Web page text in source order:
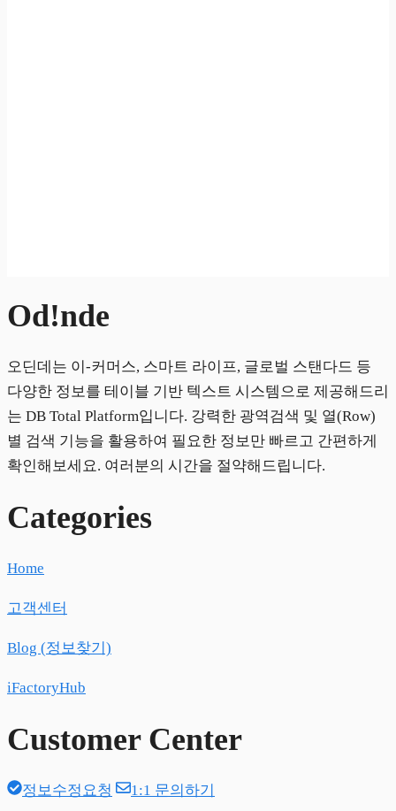
Od!nde
오딘데는 이-커머스, 스마트 라이프, 글로벌 스탠다드 등
다양한 정보를 테이블 기반 텍스트 시스템으로 제공해드리
는 DB Total Platform입니다. 강력한 광역검색 및 열(Row)
별 검색 기능을 활용하여 필요한 정보만 빠르고 간편하게
확인해보세요. 여러분의 시간을 절약해드립니다.
Categories
Home
고객센터
Blog (정보찾기)
iFactoryHub
Customer Center
정보수정요청 1:1 문의하기